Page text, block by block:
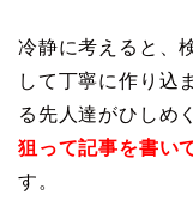
冷静に考えると、
して丁寧に作り込
る先人達がひしめく
狙って記事を書い
す。